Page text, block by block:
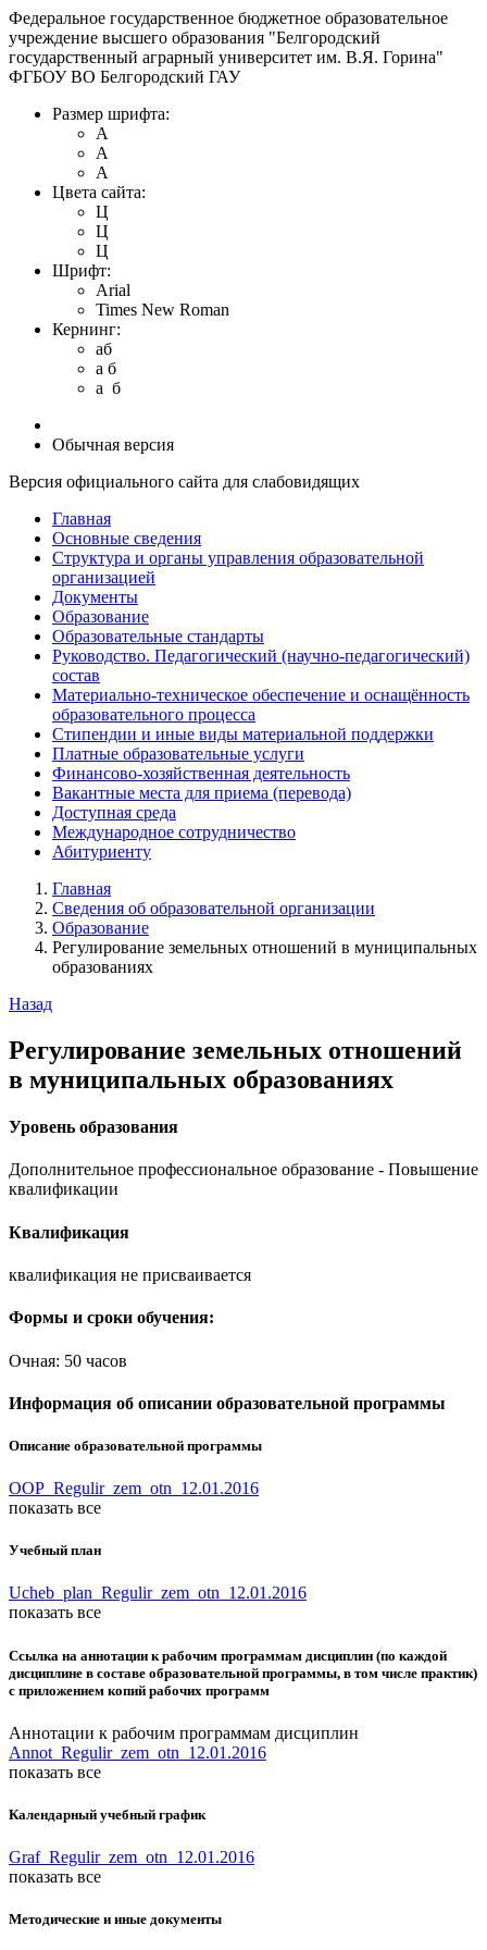
Федеральное государственное бюджетное образовательное
учреждение высшего образования "Белгородский
государственный аграрный университет им. В.Я. Горина"
ФГБОУ ВО Белгородский ГАУ
Размер шрифта:
A
A
A
Цвета сайта:
Ц
Ц
Ц
Шрифт:
Arial
Times New Roman
Кернинг:
aб
a б
a б
Обычная версия
Версия официального сайта для слабовидящих
Главная
Основные сведения
Структура и органы управления образовательной
организацией
Документы
Образование
Образовательные стандарты
Руководство. Педагогический (научно-педагогический)
состав
Материально-техническое обеспечение и оснащённость
образовательного процесса
Стипендии и иные виды материальной поддержки
Платные образовательные услуги
Финансово-хозяйственная деятельность
Вакантные места для приема (перевода)
Доступная среда
Международное сотрудничество
Абитуриенту
Главная
Сведения об образовательной организации
Образование
Регулирование земельных отношений в муниципальных
образованиях
Назад
Регулирование земельных отношений
в муниципальных образованиях
Уровень образования
Дополнительное профессиональное образование - Повышение
квалификации
Квалификация
квалификация не присваивается
Формы и сроки обучения:
Очная: 50 часов
Информация об описании образовательной программы
Описание образовательной программы
OOP_Regulir_zem_otn_12.01.2016
показать все
Учебный план
Ucheb_plan_Regulir_zem_otn_12.01.2016
показать все
Ссылка на аннотации к рабочим программам дисциплин (по каждой
дисциплине в составе образовательной программы, в том числе практик)
с приложением копий рабочих программ
Аннотации к рабочим программам дисциплин
Annot_Regulir_zem_otn_12.01.2016
показать все
Календарный учебный график
Graf_Regulir_zem_otn_12.01.2016
показать все
Методические и иные документы